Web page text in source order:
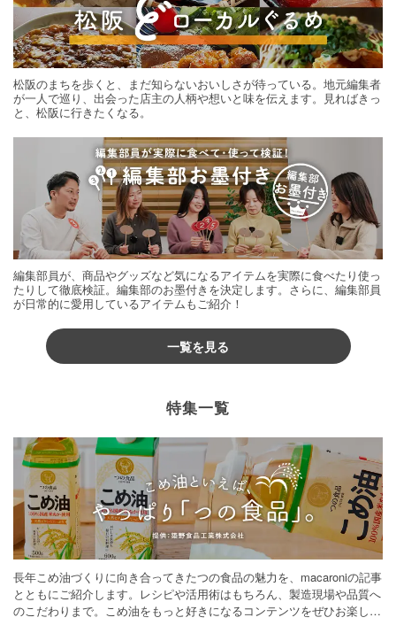
松阪のまちを歩くと、まだ知らないおいしさが待っている。地元編集者
が一人で巡り、出会った店主の人柄や想いと味を伝えます。見ればきっ
と、松阪に行きたくなる。
編集部員が、商品やグッズなど気になるアイテムを実際に食べたり使っ
たりして徹底検証。編集部のお墨付きを決定します。さらに、編集部員
が日常的に愛用しているアイテムもご紹介！
一覧を見る
特集一覧
長年こめ油づくりに向き合ってきたつの食品の魅力を、macaroniの記事
とともにご紹介します。レシピや活用術はもちろん、製造現場や品質へ
のこだわりまで。こめ油をもっと好きになるコンテンツをぜひお楽しみ